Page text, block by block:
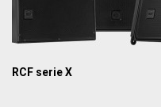
RCF serie X